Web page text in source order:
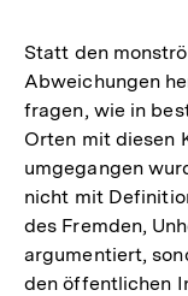
Statt den
Abweichungen
fragen, wie in
Orten mit diesen
umgegangen
nicht mit
des Fremden,
argumentiert,
den öffentlichen